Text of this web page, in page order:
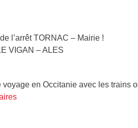
l’arrêt TORNAC – Mairie !
VIGAN – ALES
en Occitanie avec les trains